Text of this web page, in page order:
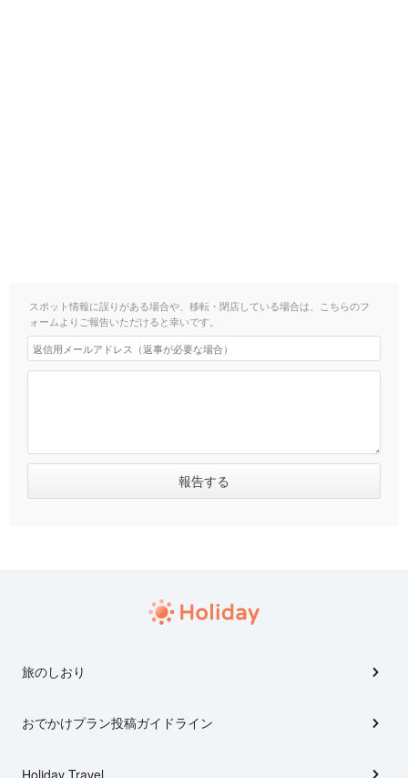
スポット情報に誤りがある場合や、移転・閉店している場合は、こちらのフ
ォームよりご報告いただけると幸いです。
旅のしおり
おでかけプラン投稿ガイドライン
Holiday Travel